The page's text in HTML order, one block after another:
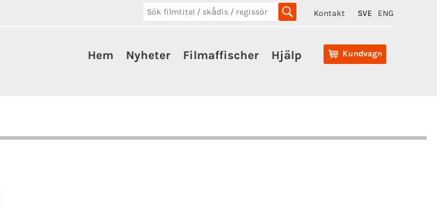
Kontakt SVE ENG
Kundvagn
Hem Nyheter Filmaffischer Hjälp